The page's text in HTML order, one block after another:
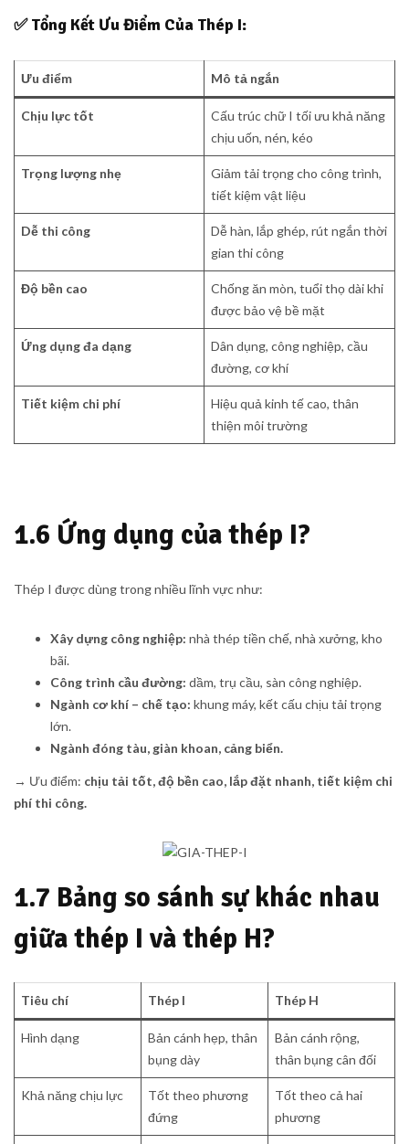
✅Tổng Kết Ưu Điểm Của Thép I:
Ưu điểm Mô tả ngắn
Chịu lực tốt
Cấu trúc chữ I tối ưu khả năng
chịu uốn, nén, kéo
Trọng lượng nhẹ
Giảm tải trọng cho công trình,
tiết kiệm vật liệu
Dễ thi công
Dễ hàn, lắp ghép, rút ngắn thời
gian thi công
Độ bền cao
Chống ăn mòn, tuổi thọ dài khi
được bảo vệ bề mặt
Ứng dụng đa dạng
Dân dụng, công nghiệp, cầu
đường, cơ khí
Tiết kiệm chi phí
Hiệu quả kinh tế cao, thân
thiện môi trường
1.6 Ứng dụng của thép I?
Thép I được dùng trong nhiều lĩnh vực như:
Xây dựng công nghiệp: nhà thép tiền chế, nhà xưởng, kho
bãi.
Công trình cầu đường: dầm, trụ cầu, sàn công nghiệp.
Ngành cơ khí – chế tạo: khung máy, kết cấu chịu tải trọng
lớn.
Ngành đóng tàu, giàn khoan, cảng biển.
→ Ưu điểm: chịu tải tốt, độ bền cao, lắp đặt nhanh, tiết kiệm chi
phí thi công.
1.7 Bảng so sánh sự khác nhau
giữa thép I và thép H?
Tiêu chí Thép I Thép H
Hình dạng
Bản cánh hẹp, thân
bụng dày
Bản cánh rộng,
thân bụng cân đối
Khả năng chịu lực
Tốt theo phương
đứng
Tốt theo cả hai
phương